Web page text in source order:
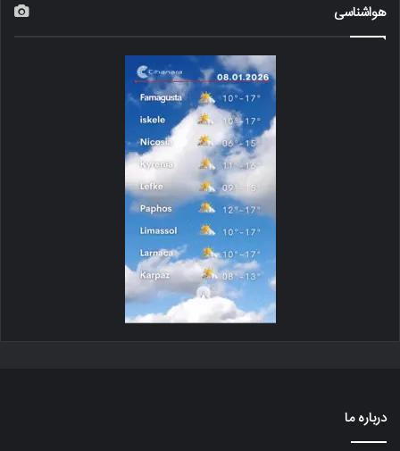
هواشناسی
درباره ما